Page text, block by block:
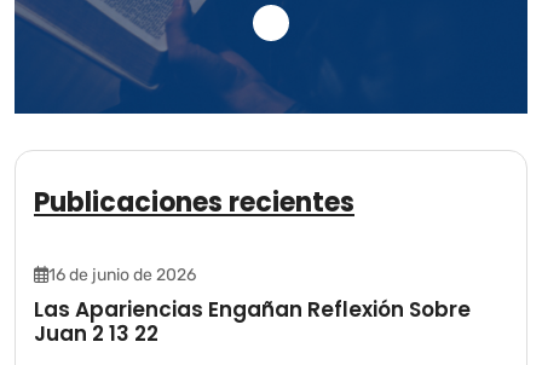
Publicaciones recientes
16 de junio de 2026
Las Apariencias Engañan Reflexión Sobre
Juan 2 13 22